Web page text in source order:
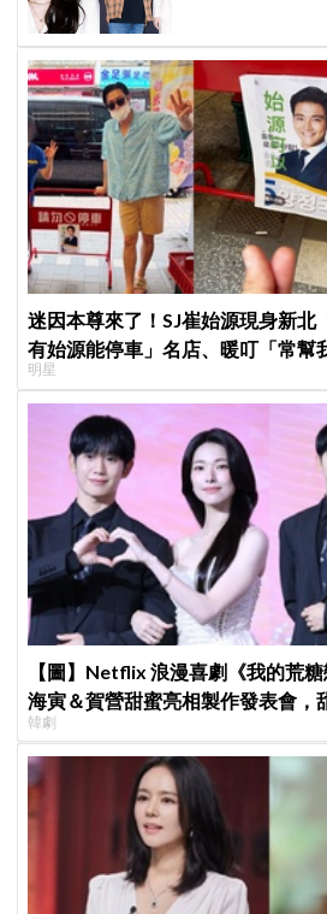
迷因本尊來了！SJ崔始源現身新北
有始源能停車」名店、暖叮「常幫
照片」，店家尖叫合照網笑翻：這
不能脫粉了
明星
【圖】Netflix 浪漫喜劇《我的荒
海寅＆賀營甜蜜亮相製作發表會，
待
韓劇